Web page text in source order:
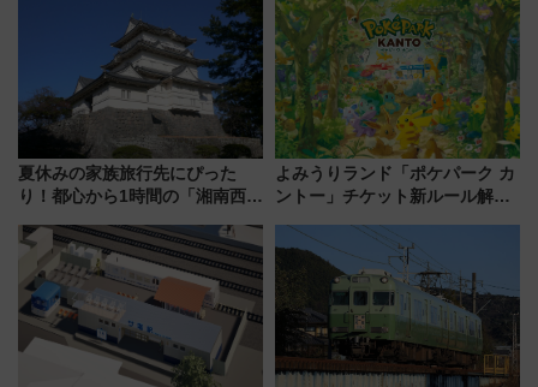
会の日程・アクセス・観覧席ま
とめ（石川県）
饅」、オムライス専門店「肉と
たまご」新グルメ続々登場！
【2026年8月】
夏休みの家族旅行先にぴった
り！都心から1時間の「湘南西エ
島とは異なる魅力を持つ今夏の
注目スポット
よみうりランド「ポケパーク カ
ントー」チケット新ルール解
本人確認が11月スタート